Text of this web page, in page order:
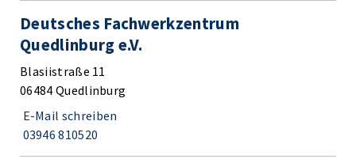
Deutsches Fachwerkzentrum
Quedlinburg e.V.
Blasiistraße 11
06484 Quedlinburg
E-Mail schreiben
03946 810520